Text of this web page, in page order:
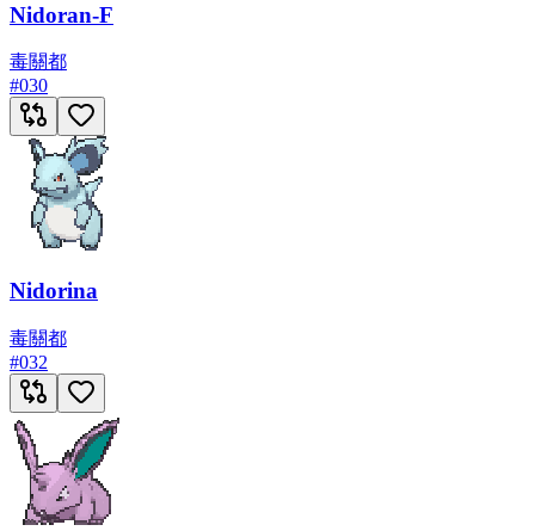
Nidoran-F
毒關都
#030
Nidorina
毒關都
#032